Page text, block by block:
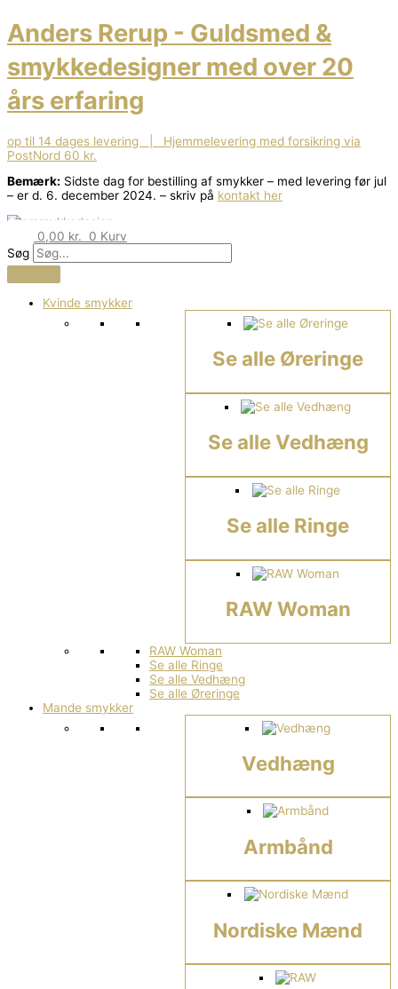
indholdet
Anders Rerup - Guldsmed &
smykkedesigner med over 20
års erfaring
op til 14 dages levering | Hjemmelevering med forsikring via
PostNord 60 kr.
Bemærk: Sidste dag for bestilling af smykker – med levering før jul
– er d. 6. december 2024. – skriv på kontakt her
0,00 kr. 0 Kurv
Søg
Kvinde smykker
Se alle Øreringe
Se alle Vedhæng
Se alle Ringe
RAW Woman
RAW Woman
Se alle Ringe
Se alle Vedhæng
Se alle Øreringe
Mande smykker
Vedhæng
Armbånd
Nordiske Mænd